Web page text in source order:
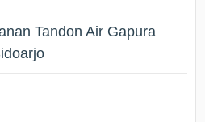
Tandon Air Gapura